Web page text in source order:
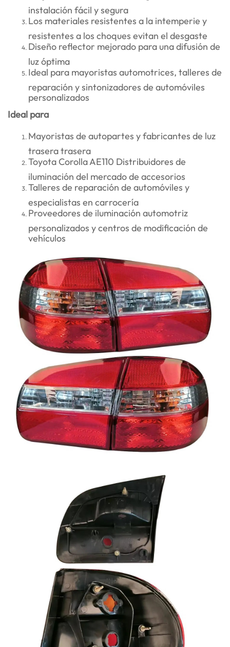
instalación fácil y segura
Los materiales resistentes a la intemperie y
resistentes a los choques evitan el desgaste
Diseño reflector mejorado para una difusión de
luz óptima
Ideal para mayoristas automotrices, talleres de
reparación y sintonizadores de automóviles
personalizados
Ideal para
Mayoristas de autopartes y fabricantes de luz
trasera trasera
Toyota Corolla AE110 Distribuidores de
iluminación del mercado de accesorios
Talleres de reparación de automóviles y
especialistas en carrocería
Proveedores de iluminación automotriz
personalizados y centros de modificación de
vehículos